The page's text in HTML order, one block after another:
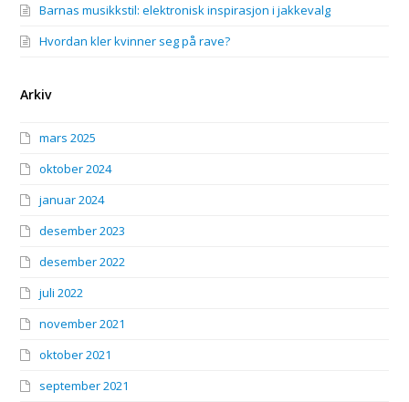
Barnas musikkstil: elektronisk inspirasjon i jakkevalg
Hvordan kler kvinner seg på rave?
Arkiv
mars 2025
oktober 2024
januar 2024
desember 2023
desember 2022
juli 2022
november 2021
oktober 2021
september 2021